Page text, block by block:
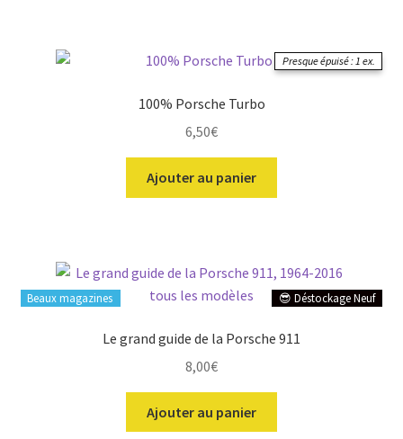
Presque épuisé : 1 ex.
100% Porsche Turbo
6,50€
Ajouter au panier
Beaux magazines 😎 Déstockage Neuf
Le grand guide de la Porsche 911
8,00€
Ajouter au panier